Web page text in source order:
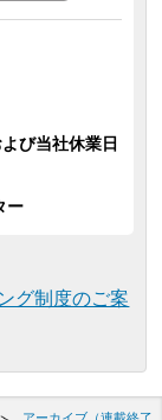
び当社休業日
ー
グ制度のご案
アーカイブ（連載終了